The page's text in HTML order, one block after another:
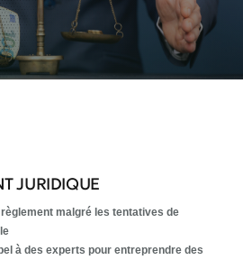
JURIDIQUE
malgré les tentatives de
à des experts pour entreprendre des